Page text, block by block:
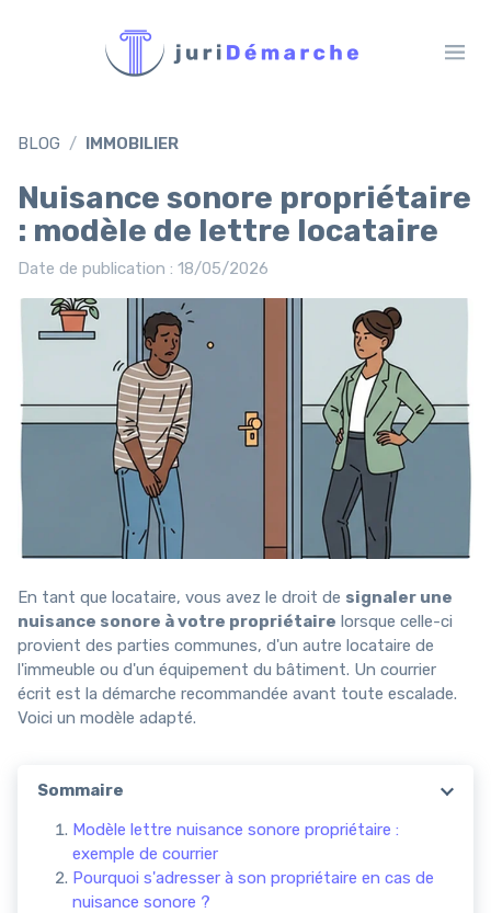
BLOG IMMOBILIER
Nuisance sonore propriétaire
: modèle de lettre locataire
Date de publication : 18/05/2026
En tant que locataire, vous avez le droit de signaler une
nuisance sonore à votre propriétaire lorsque celle-ci
provient des parties communes, d'un autre locataire de
l'immeuble ou d'un équipement du bâtiment. Un courrier
écrit est la démarche recommandée avant toute escalade.
Voici un modèle adapté.
Sommaire
Modèle lettre nuisance sonore propriétaire :
exemple de courrier
Pourquoi s'adresser à son propriétaire en cas de
nuisance sonore ?